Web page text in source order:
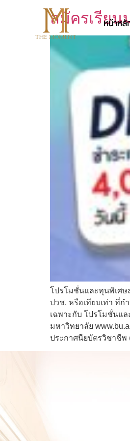
หน้าหลั
สมัครเรียน
โปรโมชั่นและทุนพิเศษ
ปวช. หรือเทียบเท่า ที่
เฉพาะกับ โปรโมชั่นแล
มหาวิทยาลัย
ประกาศนียบัตรวิชาชีพ